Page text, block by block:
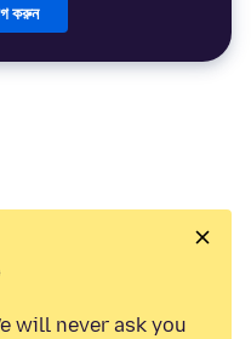
করুন
will never ask you